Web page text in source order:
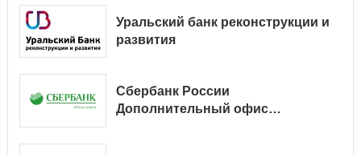
Уральский банк реконструкции и
развития
Сбербанк России
Дополнительный офис